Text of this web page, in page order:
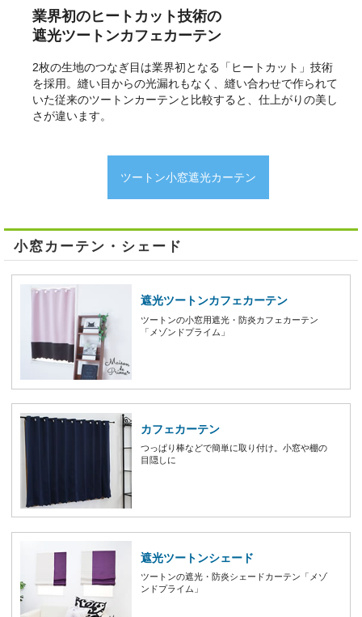
業界初のヒートカット技術の
遮光ツートンカフェカーテン
2枚の生地のつなぎ目は業界初となる「ヒートカット」技術
を採用。縫い目からの光漏れもなく、縫い合わせで作られて
いた従来のツートンカーテンと比較すると、仕上がりの美し
さが違います。
ツートン小窓遮光カーテン
小窓カーテン・シェード
遮光ツートンカフェカーテン
ツートンの小窓用遮光・防炎カフェカーテン
「メゾンドプライム」
カフェカーテン
つっぱり棒などで簡単に取り付け。小窓や棚の
目隠しに
遮光ツートンシェード
ツートンの遮光・防炎シェードカーテン「メゾ
ンドプライム」